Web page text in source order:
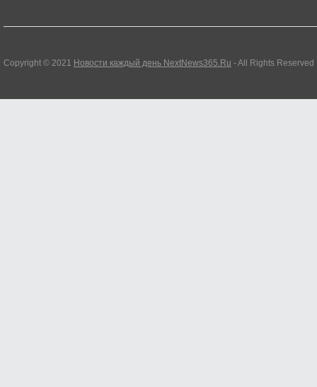
Copyright © 2021 Новости каждый день NextNews365.Ru - All Rights Reserved